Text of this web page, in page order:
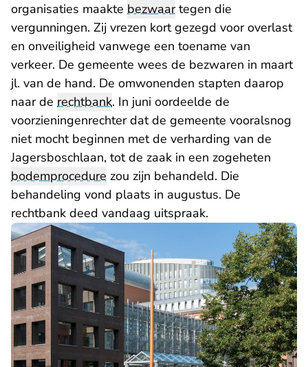
organisaties maakte bezwaartegen die
vergunningen. Zij vrezen kort gezegd voor overlast
en onveiligheid vanwege een toename van
verkeer. De gemeente wees de bezwaren in maart
jl. van de hand. De omwonenden stapten daarop
naar de rechtbank. In juni oordeelde de
voorzieningenrechterdat de gemeente vooralsnog
niet mocht beginnen met de verharding van de
Jagersboschlaan, tot de zaak in een zogeheten
bodemprocedure zou zijn behandeld. Die
behandeling vond plaats in augustus. De
rechtbank deed vandaag uitspraak.